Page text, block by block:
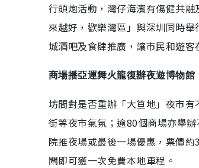
行頭炮活動，灣仔海濱有傷健共
來越好，歡樂灣區」與深圳同時
城酒吧及食肆推廣，讓市民和遊
商場播亞運舞火龍復辦夜遊博物館
坊間對是否重辦「大笪地」夜市
街等夜市氣氛；逾80個商場亦舉
院推夜場或最後一場優惠，票價
閘即可獲一次免費本地車程。